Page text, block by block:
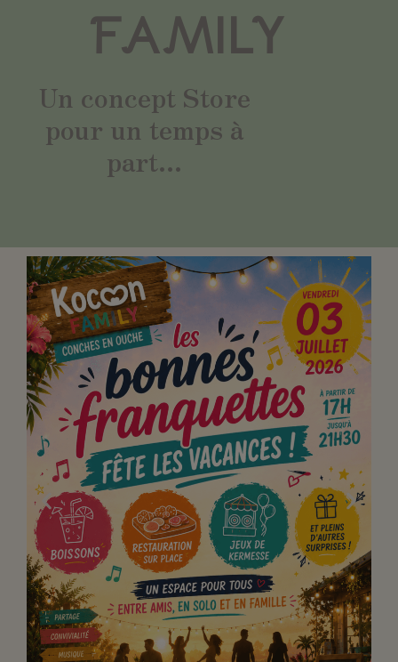
FAMILY
Un concept Store
pour un temps à
part...